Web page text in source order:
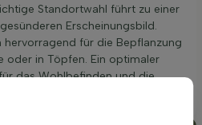
Standortwahl führt zu einer
Erscheinungsbild.
hervorragend für die Bepflanzung
oder in Töpfen. Ein optimaler
das Wohlbefinden und die